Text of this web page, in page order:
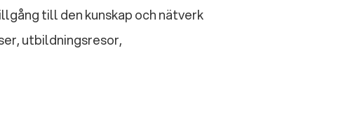
till den kunskap och nätverk
utbildningsresor,